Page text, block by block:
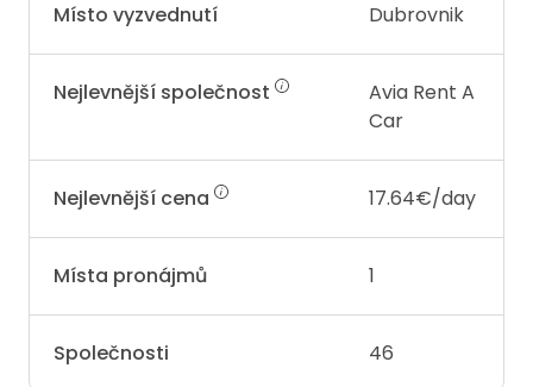
Místo vyzvednutí Dubrovnik
Nejlevnější společnost
Avia Rent A
Car
Nejlevnější cena 17.64€/day
Místa pronájmů 1
Společnosti 46